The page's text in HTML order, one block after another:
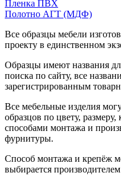
Пленка ПВХ
Полотно АГТ (МДФ)
Все образцы мебели
проекту в единственном
Образцы имеют названия
поиска по сайту, все
зарегистрированным
Все мебельные изделия
образцов по цвету,
способами монтажа и
фурнитуры.
Способ монтажа и крепёж
выбирается